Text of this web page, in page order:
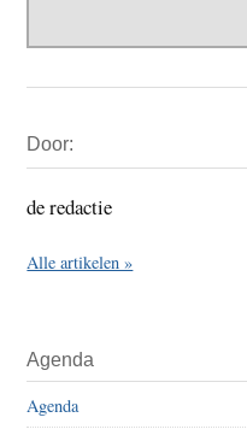
Sidebar
Door:
de redactie
Alle artikelen »
Agenda
Agenda